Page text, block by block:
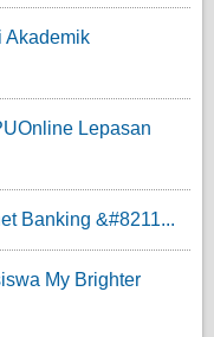
Akademik
Lepasan
Banking &#8211...
My Brighter